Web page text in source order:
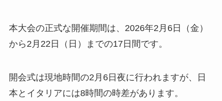
本大会の正式な開催期間は、2026年2月6日（金）
から2月22日（日）までの17日間です。
開会式は現地時間の2月6日夜に行われますが、日
本とイタリアには8時間の時差があります。